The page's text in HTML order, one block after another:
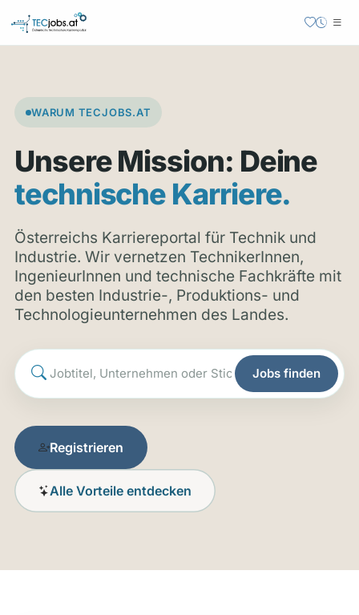
WARUM TECJOBS.AT
Unsere Mission: Deine
technische Karriere.
Österreichs Karriereportal für Technik und
Industrie. Wir vernetzen TechnikerInnen,
IngenieurInnen und technische Fachkräfte mit
den besten Industrie-, Produktions- und
Technologieunternehmen des Landes.
Jobs finden
Registrieren
Alle Vorteile entdecken